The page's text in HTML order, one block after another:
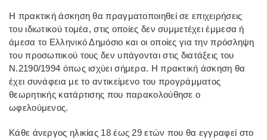
Η πρακτική άσκηση θα πραγματοποιηθεί σε επιχειρήσεις
του ιδιωτικού τομέα, στις οποίες δεν συμμετέχει έμμεσα ή
άμεσα το Ελληνικό Δημόσιο και οι οποίες για την πρόσληψη
του προσωπικού τους δεν υπάγονται στις διατάξεις του
Ν.2190/1994 όπως ισχύει σήμερα. Η πρακτική άσκηση θα
έχει συνάφεια με το αντικείμενο του προγράμματος
θεωρητικής κατάρτισης που παρακολούθησε ο
ωφελούμενος.
Κάθε άνεργος ηλικίας 18 έως 29 ετών που θα εγγραφεί στο